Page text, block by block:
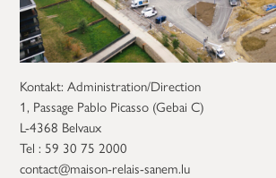
Kontakt: Administration/Direction
1, Passage Pablo Picasso (Gebai C)
L-4368 Belvaux
Tel : 59 30 75 2000
contact@maison-relais-sanem.lu